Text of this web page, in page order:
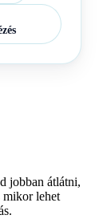
jobban átlátni,
mikor lehet